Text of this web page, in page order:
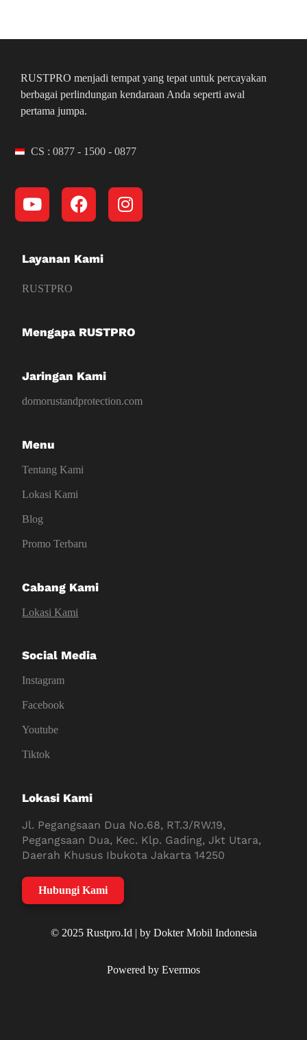
RUSTPRO menjadi tempat yang tepat untuk percayakan
berbagai perlindungan kendaraan Anda seperti awal
pertama jumpa.
CS : 0877 - 1500 - 0877
Layanan Kami
RUSTPRO
Mengapa RUSTPRO
Jaringan Kami
domorustandprotection.com
Menu
Tentang Kami
Lokasi Kami
Blog
Promo Terbaru
Cabang Kami
Lokasi Kami
Social Media
Instagram
Facebook
Youtube
Tiktok
Lokasi Kami
Jl. Pegangsaan Dua No.68, RT.3/RW.19,
Pegangsaan Dua, Kec. Klp. Gading, Jkt Utara,
Daerah Khusus Ibukota Jakarta 14250
Hubungi Kami
© 2025 Rustpro.Id | by Dokter Mobil Indonesia
Powered by Evermos